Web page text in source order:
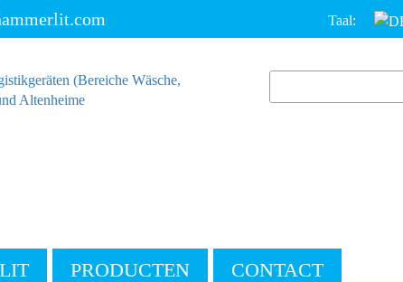
Taal:
PRODUCTEN CONTACT